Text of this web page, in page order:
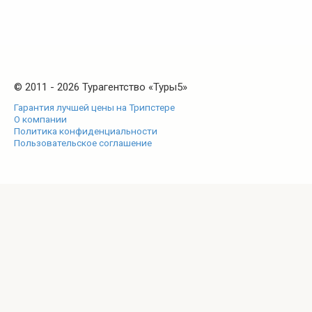
© 2011 - 2026 Турагентство «Туры5»
Гарантия лучшей цены на Трипстере
О компании
Политика конфиденциальности
Пользовательское соглашение